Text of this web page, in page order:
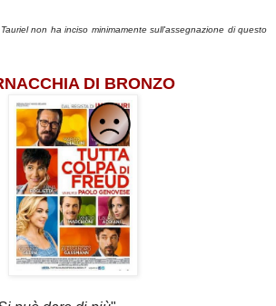
non ha inciso minimamente sull'assegnazione di questo
DI BRONZO